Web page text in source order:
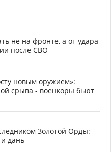
не на фронте, а от удара
после СВО
новым оружием»:
срыва - военкоры бьют
Золотой Орды:
дань